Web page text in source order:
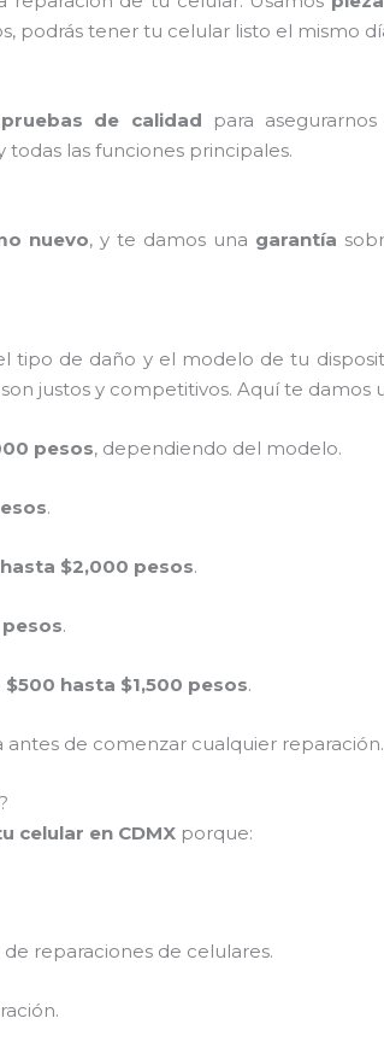
podrás tener tu celular listo el mismo
pruebas de calidad para
las funciones principales.
nuevo, y te damos una garantía
tipo de daño y el modelo de tu
justos y competitivos. Aquí te damos
pesos, dependiendo del modelo.
.
$2,000 pesos.
.
$500 hasta $1,500 pesos.
de comenzar cualquier reparación.
celular en CDMX porque:
reparaciones de celulares.